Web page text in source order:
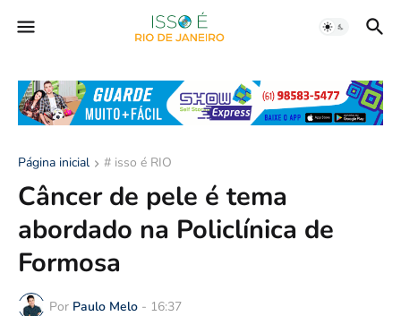
Página inicial # isso é RIO
Câncer de pele é tema
abordado na Policlínica de
Formosa
Por Paulo Melo - 16:37